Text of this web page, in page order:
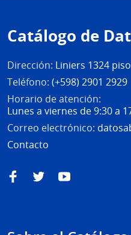
de
página
Catálogo de
Dirección: Liniers 1324
Teléfono: (+598) 2901 2929
Horario de atención:
Lunes a viernes de 9:30 a
Correo electrónico:
Contacto
FacebookTwitterYouTube